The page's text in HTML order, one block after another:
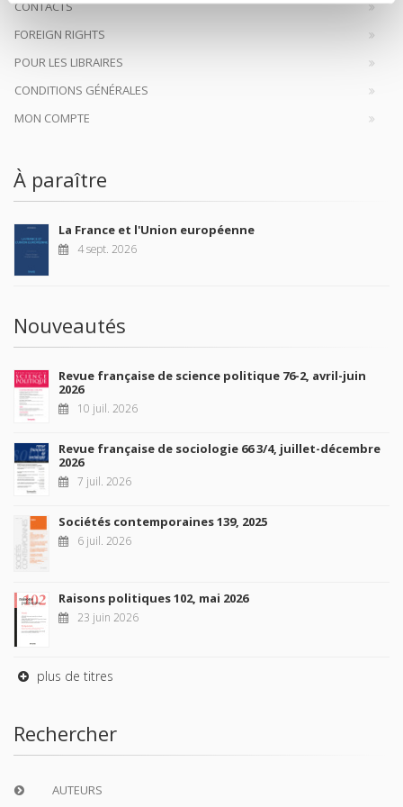
CONTACTS
FOREIGN RIGHTS
POUR LES LIBRAIRES
CONDITIONS GÉNÉRALES
MON COMPTE
À paraître
La France et l'Union européenne
4 sept. 2026
Nouveautés
Revue française de science politique 76-2, avril-juin
2026
10 juil. 2026
Revue française de sociologie 66 3/4, juillet-décembre
2026
7 juil. 2026
Sociétés contemporaines 139, 2025
6 juil. 2026
Raisons politiques 102, mai 2026
23 juin 2026
plus de titres
Rechercher
AUTEURS